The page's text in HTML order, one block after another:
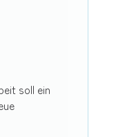
soll ein